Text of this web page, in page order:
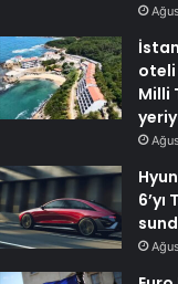
oteli
Milli
6’yı